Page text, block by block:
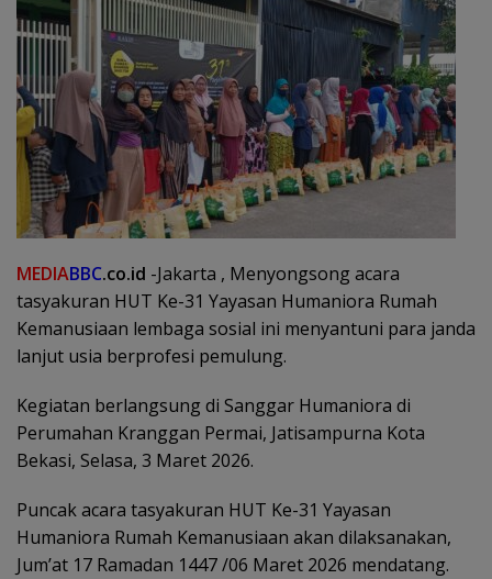
MEDIABBC.co.id -Jakarta , Menyongsong acara
tasyakuran HUT Ke-31 Yayasan Humaniora Rumah
Kemanusiaan lembaga sosial ini menyantuni para janda
lanjut usia berprofesi pemulung.
Kegiatan berlangsung di Sanggar Humaniora di
Perumahan Kranggan Permai, Jatisampurna Kota
Bekasi, Selasa, 3 Maret 2026.
Puncak acara tasyakuran HUT Ke-31 Yayasan
Humaniora Rumah Kemanusiaan akan dilaksanakan,
Jum’at 17 Ramadan 1447 /06 Maret 2026 mendatang.